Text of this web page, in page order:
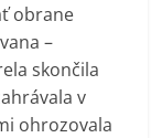
obrane
–
skončila
v
ohrozovala